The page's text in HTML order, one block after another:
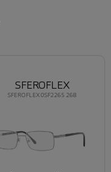
SFEROFLEX 0SF2265 268
SFEROFLEX